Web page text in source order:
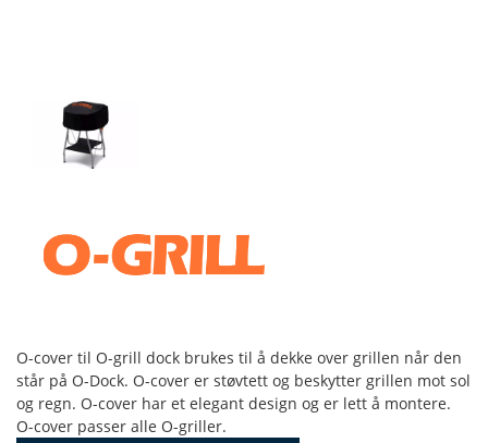
O-cover til O-grill dock brukes til å dekke over grillen når den
står på O-Dock. O-cover er støvtett og beskytter grillen mot sol
og regn. O-cover har et elegant design og er lett å montere.
O-cover passer alle O-griller.